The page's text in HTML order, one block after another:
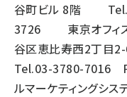
谷町ビル 8階
3726 東京オフ
谷区恵比寿西2丁
Tel.03-3780-7016
ルマーケティングシス